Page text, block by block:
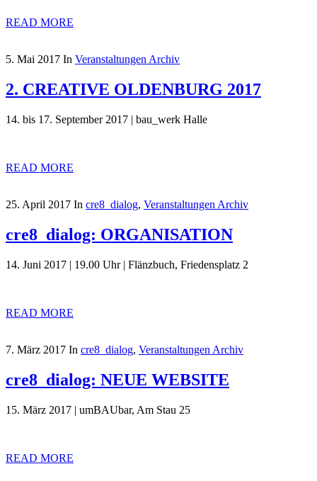
READ MORE
5. Mai 2017 In Veranstaltungen Archiv
2. CREATIVE OLDENBURG 2017
14. bis 17. September 2017 | bau_werk Halle
READ MORE
25. April 2017 In cre8_dialog, Veranstaltungen Archiv
cre8_dialog: ORGANISATION
14. Juni 2017 | 19.00 Uhr | Flänzbuch, Friedensplatz 2
READ MORE
7. März 2017 In cre8_dialog, Veranstaltungen Archiv
cre8_dialog: NEUE WEBSITE
15. März 2017 | umBAUbar, Am Stau 25
READ MORE